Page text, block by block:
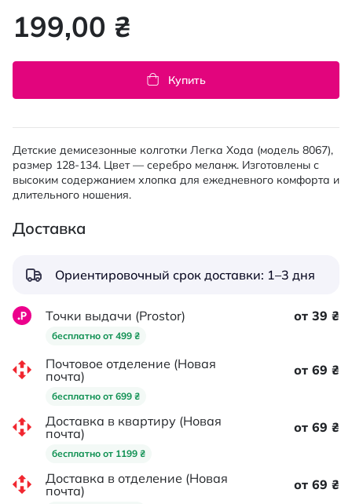
199,00 ₴
Купить
Детские демисезонные колготки Легка Хода (модель 8067),
размер 128-134. Цвет — серебро меланж. Изготовлены с
высоким содержанием хлопка для ежедневного комфорта и
длительного ношения.
Доставка
Ориентировочный срок доставки: 1–3 дня
Точки выдачи (Prostor)
бесплатно от 499 ₴
от 39 ₴
Почтовое отделение (Новая
почта)
бесплатно от 699 ₴
от 69 ₴
Доставка в квартиру (Новая
почта)
бесплатно от 1199 ₴
от 69 ₴
Доставка в отделение (Новая
почта)
от 69 ₴